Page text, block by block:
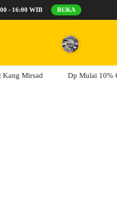
- 16:00 WIB BUKA
Mirsad Dp Mulai 10%